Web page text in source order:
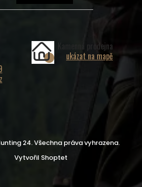
Kamenná prodejna
ukázat na mapě
Vytvořil Shoptet
24. Všechna práva vyhrazena.